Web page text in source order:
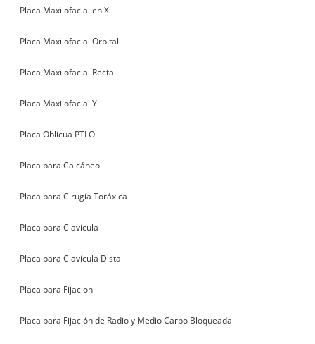
Placa Maxilofacial en X
Placa Maxilofacial Orbital
Placa Maxilofacial Recta
Placa Maxilofacial Y
Placa Oblícua PTLO
Placa para Calcáneo
Placa para Cirugía Toráxica
Placa para Clavícula
Placa para Clavícula Distal
Placa para Fijacion
Placa para Fijación de Radio y Medio Carpo Bloqueada